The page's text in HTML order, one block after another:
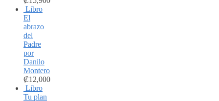
Libro
El
abrazo
del
Padre
por
Danilo
Montero
₡12,000
Libro
Tu plan